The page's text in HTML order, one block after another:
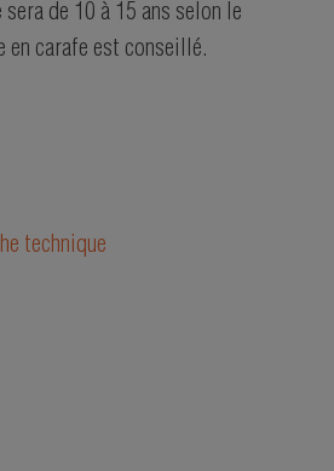
de 10 à 15 ans selon le
en carafe est conseillé.
technique